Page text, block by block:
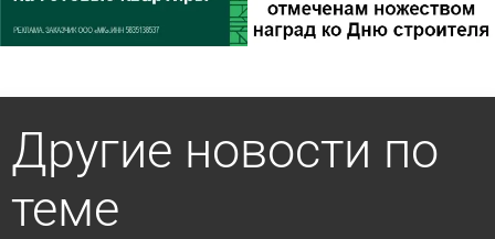
Другие новости по
теме